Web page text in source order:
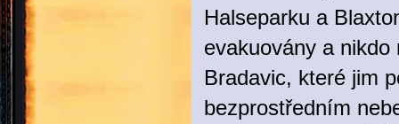
Halseparku a
evakuovány a
Bradavic, které jim
bezprostředním